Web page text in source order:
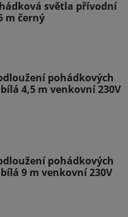
světla přívodní
m černý
pohádkových
4,5 m venkovní 230V
pohádkových
9 m venkovní 230V